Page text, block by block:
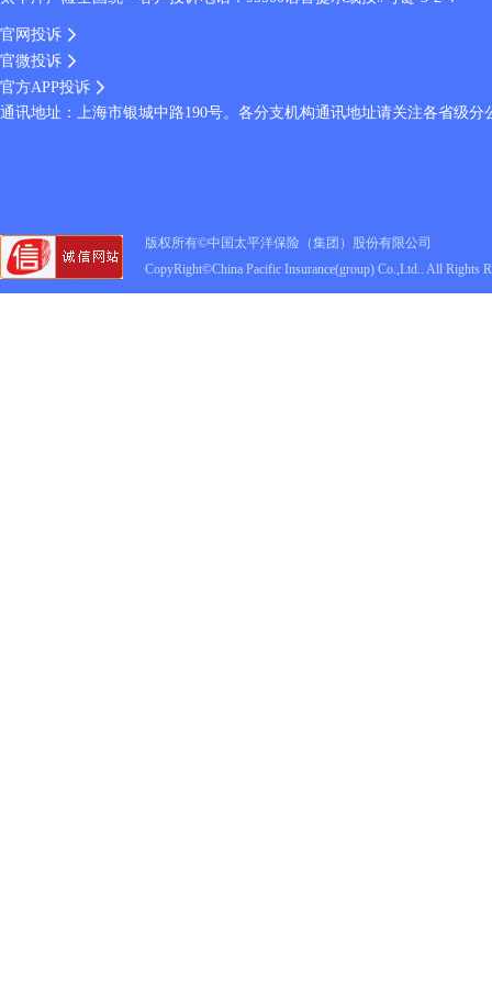
官网投诉
官微投诉
官方APP投诉
通讯地址：上海市银城中路190号。各分支机构通讯地址请关注各省级
版权所有©中国太平洋保险（集团）股份有限公司
CopyRight©China Pacific Insurance(group) Co.,Ltd.. All Rights